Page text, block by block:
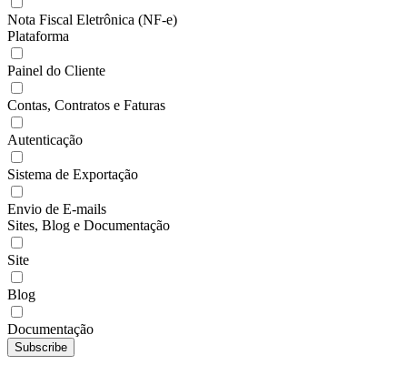
Nota Fiscal Eletrônica (NF-e)
Plataforma
Painel do Cliente
Contas, Contratos e Faturas
Autenticação
Sistema de Exportação
Envio de E-mails
Sites, Blog e Documentação
Site
Blog
Documentação
Subscribe